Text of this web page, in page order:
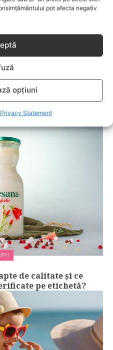
pot afecta negativ
opțiuni
Privacy Statement
necesitatea unui
pediatrică
de calitate și ce
pe etichetă?